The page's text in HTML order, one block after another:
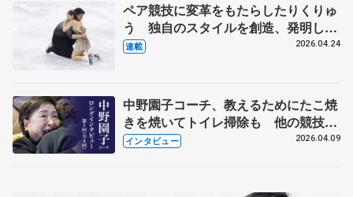
ペア競技に変革をもたらしたりくりゅ
う 独自のスタイルを創造、発明した
【引退発表後②】
連載 2026.04.24
中野園子コーチ、教えるためにたこ焼
きを焼いてトイレ掃除も 他の競技に
も通用するという坂本花織の筋肉
インタビュー 2026.04.09